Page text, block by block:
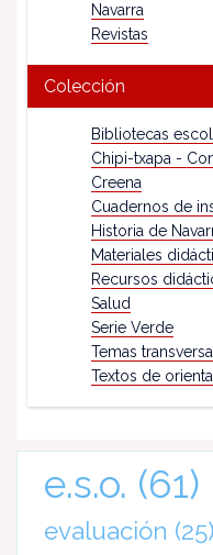
Navarra
Revistas
Colección
Bibliotecas
Chipi-txapa -
Creena
Cuadernos de
Historia de
Materiales
Recursos
Salud
Serie Verde
Temas
Textos de
e.s.o. (61)
evaluación (25)